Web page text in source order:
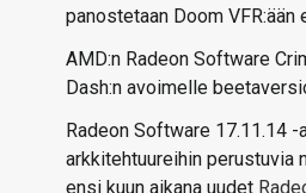
panostetaan Doom
AMD:n Radeon Software
Dash:n avoimelle
Radeon Software 17.11.14
arkkitehtuureihin perustuvia
ensi kuun aikana uudet